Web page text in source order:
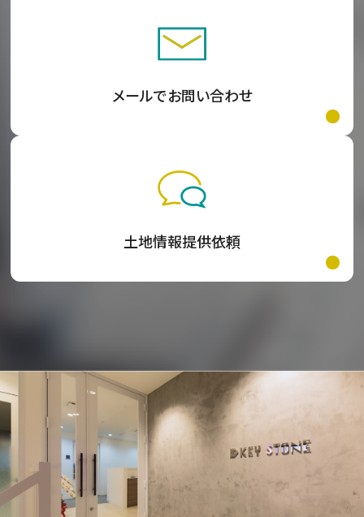
メールでお問い合わせ
土地情報提供依頼